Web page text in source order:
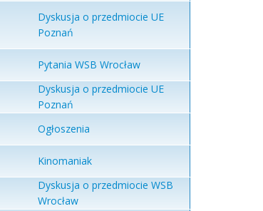
Dyskusja o przedmiocie UE
Poznań
Pytania WSB Wrocław
Dyskusja o przedmiocie UE
Poznań
Ogłoszenia
Kinomaniak
Dyskusja o przedmiocie WSB
Wrocław